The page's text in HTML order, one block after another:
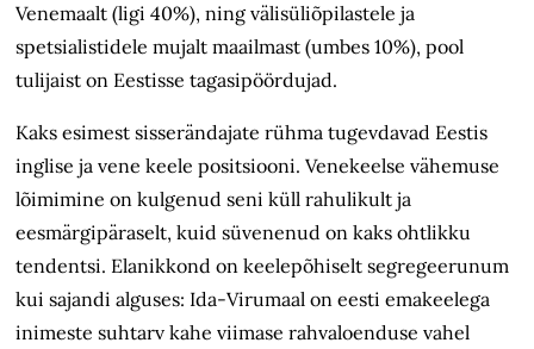
Venemaalt (ligi 40%), ning välisüliõpilastele ja
spetsialistidele mujalt maailmast (umbes 10%), pool
tulijaist on Eestisse tagasipöördujad.
Kaks esimest sisserändajate rühma tugevdavad Eestis
inglise ja vene keele positsiooni. Venekeelse vähemuse
lõimimine on kulgenud seni küll rahulikult ja
eesmärgipäraselt, kuid süvenenud on kaks ohtlikku
tendentsi. Elanikkond on keelepõhiselt segregeerunum
kui sajandi alguses: Ida-Virumaal on eesti emakeelega
inimeste suhtarv kahe viimase rahvaloenduse vahel